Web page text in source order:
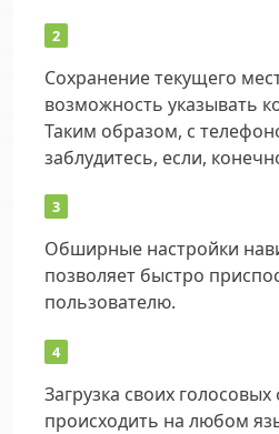
Сохранение текущего
возможность указывать
Таким образом, с
заблудитесь, если,
Обширные настройки
позволяет быстро
пользователю.
Загрузка своих
происходить на любом